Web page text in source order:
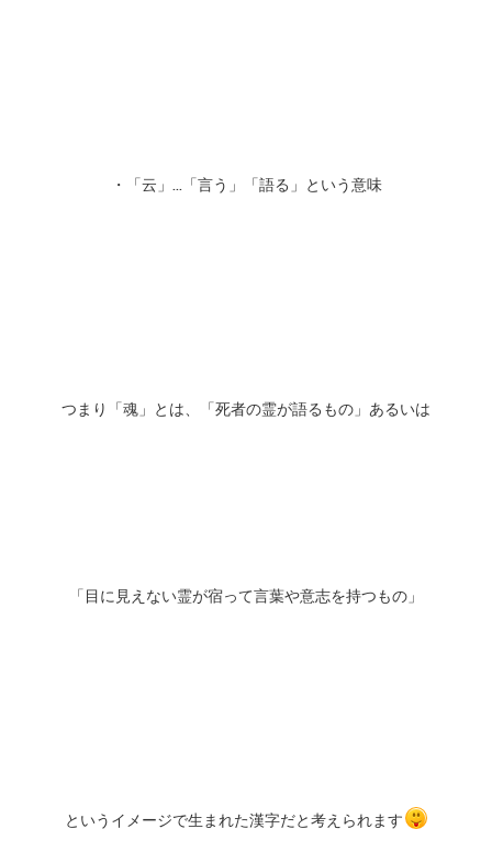
・「云」...「言う」「語る」という意味
つまり「魂」とは、「死者の霊が語るもの」あるいは
「目に見えない霊が宿って言葉や意志を持つもの」
というイメージで生まれた漢字だと考えられます